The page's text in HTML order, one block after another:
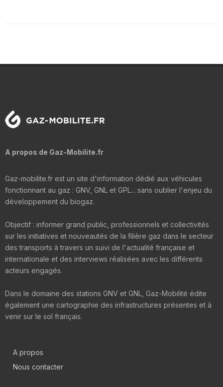
A propos de Gaz-Mobilite.fr
Gaz-mobilite.fr est un site d'information dédié aux véhicules
fonctionnant au gaz : GNV, GNL et GPL... sans oublier l'enjeu du
développement du biogaz.
Objectif : informer grand public, professionnels et collectivités
sur les initiatives et nouveautés de la filière gaz dans le secteur
des transports à travers un suivi de l'actualité française et
internationale et des interviews réalisées avec les différents
acteurs engagés.
Dans le domaine des stations GNV et GNL, Gaz-Mobilité édite
également une cartographie des infrastructures présentes et à
venir sur le sol français.
A propos
Nous contacter